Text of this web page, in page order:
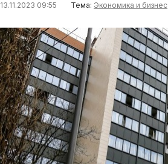
13.11.2023 09:55 Тема: Экономика и бизнес